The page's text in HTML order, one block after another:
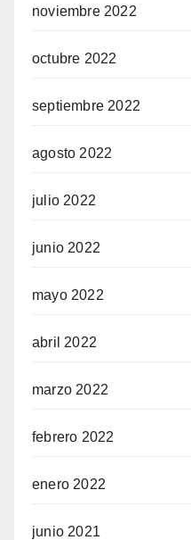
noviembre 2022
octubre 2022
septiembre 2022
agosto 2022
julio 2022
junio 2022
mayo 2022
abril 2022
marzo 2022
febrero 2022
enero 2022
junio 2021